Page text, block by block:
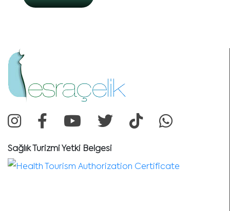
Sağlık Turizmi Yetki Belgesi